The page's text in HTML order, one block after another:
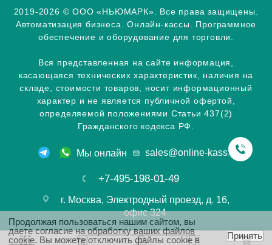
2019-2026 © ООО «НЬЮМАРК». Все права защищены.
Автоматизация бизнеса. Онлайн-кассы. Программное
обеспечение и оборудование для торговли.
Вся представленная на сайте информация,
касающаяся технических характеристик, наличия на
складе, стоимости товаров, носит информационный
характер и не является публичной офертой,
определяемой положениями Статьи 437(2)
Гражданского кодекса РФ.
Мы онлайн sales@online-kassa.info
+7-495-198-01-49
г. Москва, Электродный проезд, д. 16,
офис 324
Продолжая пользоваться нашим сайтом, вы
даете согласие наобработку ваших файлов
cookie. Вы можете отключить файлы cookie в
Принять